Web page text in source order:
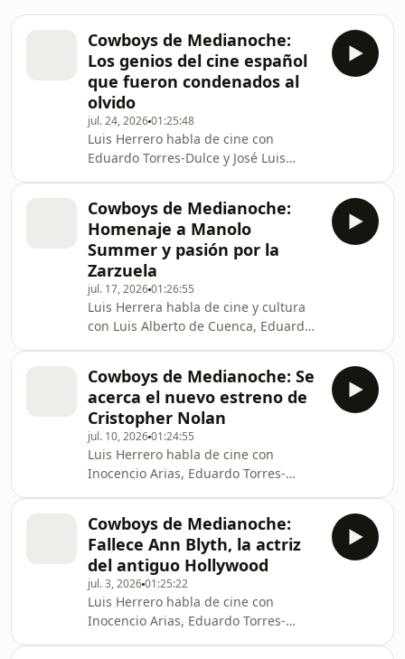
Cowboys de Medianoche:
Los genios del cine español
que fueron condenados al
olvido
jul. 24, 202601:25:48
Luis Herrero habla de cine con
Eduardo Torres-Dulce y José Luis
Cowboys de Medianoche:
Homenaje a Manolo
Summer y pasión por la
Zarzuela
jul. 17, 202601:26:55
Luis Herrera habla de cine y cultura
con Luis Alberto de Cuenca, Eduardo
Cowboys de Medianoche: Se
acerca el nuevo estreno de
Cristopher Nolan
jul. 10, 202601:24:55
Luis Herrero habla de cine con
Inocencio Arias, Eduardo Torres-
Cowboys de Medianoche:
Fallece Ann Blyth, la actriz
del antiguo Hollywood
jul. 3, 202601:25:22
Luis Herrero habla de cine con
Inocencio Arias, Eduardo Torres-